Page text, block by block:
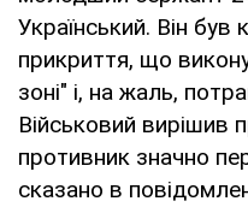
Український. Він
прикриття, що
зоні" і, на жаль,
Військовий вирішив
противник значно
сказано в